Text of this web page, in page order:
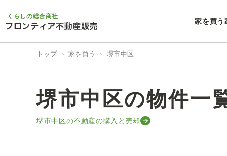
くらしの総合商社
家を買う
トップ 家を買う 堺市中区
堺市中区の物件一
堺市中区の不動産の購入と売却